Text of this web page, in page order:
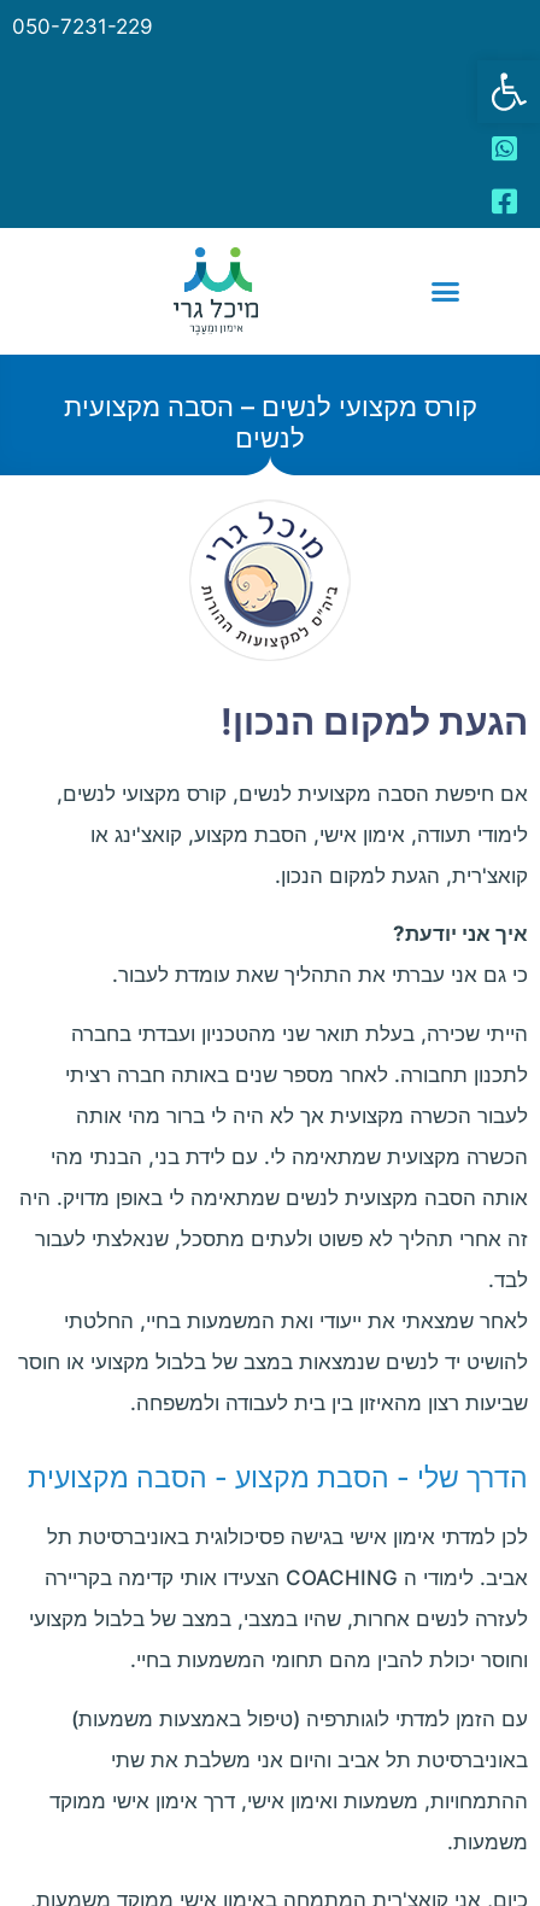
פתח סרגל נגישות
050-7231-229
קורס מקצועי לנשים – הסבה מקצועית
לנשים
הגעת למקום הנכון!
אם חיפשת הסבה מקצועית לנשים, קורס מקצועי לנשים,
לימודי תעודה, אימון אישי, הסבת מקצוע, קואצ'ינג או
קואצ'רית, הגעת למקום הנכון.
איך אני יודעת?
כי גם אני עברתי את התהליך שאת עומדת לעבור.
הייתי שכירה, בעלת תואר שני מהטכניון ועבדתי בחברה
לתכנון תחבורה. לאחר מספר שנים באותה חברה רציתי
לעבור הכשרה מקצועית אך לא היה לי ברור מהי אותה
הכשרה מקצועית שמתאימה לי. עם לידת בני, הבנתי מהי
אותה הסבה מקצועית לנשים שמתאימה לי באופן מדויק. היה
זה אחרי תהליך לא פשוט ולעתים מתסכל, שנאלצתי לעבור
לבד.
לאחר שמצאתי את ייעודי ואת המשמעות בחיי, החלטתי
להושיט יד לנשים שנמצאות במצב של בלבול מקצועי או חוסר
שביעות רצון מהאיזון בין בית לעבודה ולמשפחה.
הדרך שלי - הסבת מקצוע - הסבה מקצועית
לכן למדתי אימון אישי בגישה פסיכולוגית באוניברסיטת תל
אביב. לימודי ה COACHING הצעידו אותי קדימה בקריירה
לעזרה לנשים אחרות, שהיו במצבי, במצב של בלבול מקצועי
וחוסר יכולת להבין מהם תחומי המשמעות בחיי.
עם הזמן למדתי לוגותרפיה (טיפול באמצעות משמעות)
באוניברסיטת תל אביב והיום אני משלבת את שתי
ההתמחויות, משמעות ואימון אישי, דרך אימון אישי ממוקד
משמעות.
כיום, אני קואצ'רית המתמחה באימון אישי ממוקד משמעות,